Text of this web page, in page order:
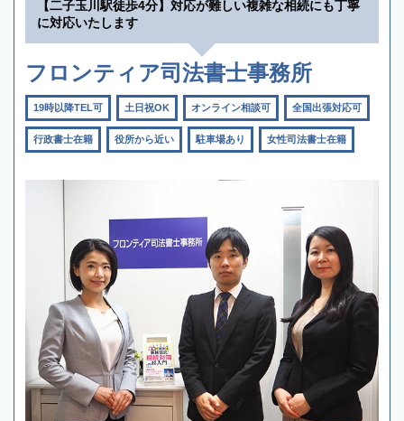
【二子玉川駅徒歩4分】対応が難しい複雑な相続にも丁寧
に対応いたします
フロンティア司法書士事務所
19時以降TEL可 土日祝OK オンライン相談可 全国出張対応可
行政書士在籍 役所から近い 駐車場あり 女性司法書士在籍